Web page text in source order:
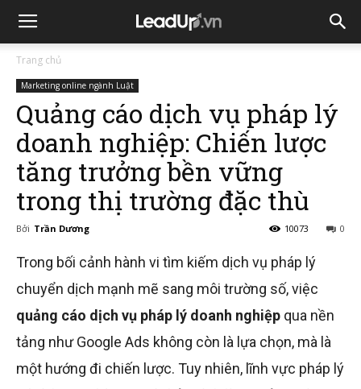
Trang chủ
Marketing online ngành Luật
Quảng cáo dịch vụ pháp lý
doanh nghiệp: Chiến lược
tăng trưởng bền vững
trong thị trường đặc thù
Bởi Trần Dương 0
10073
Trong bối cảnh hành vi tìm kiếm dịch vụ pháp lý
chuyển dịch mạnh mẽ sang môi trường số, việc
quảng cáo dịch vụ pháp lý doanh nghiệp qua nền
tảng như Google Ads không còn là lựa chọn, mà là
một hướng đi chiến lược. Tuy nhiên, lĩnh vực pháp lý